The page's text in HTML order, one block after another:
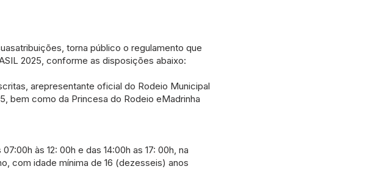
torna público o regulamento que
2025, conforme as disposições abaixo:
arepresentante oficial do Rodeio Municipal
bem como da Princesa do Rodeio eMadrinha
às 12: 00h e das 14:00h as 17: 00h, na
com idade mínima de 16 (dezesseis) anos